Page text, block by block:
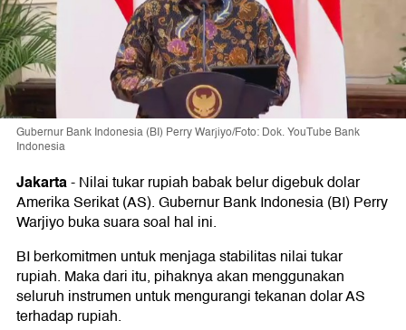
Gubernur Bank Indonesia (BI) Perry Warjiyo/Foto: Dok. YouTube Bank
Indonesia
Jakarta-Nilai tukar rupiah babak belur digebuk dolar
Amerika Serikat (AS). Gubernur Bank Indonesia (BI) Perry
Warjiyo buka suara soal hal ini.
BI berkomitmen untuk menjaga stabilitas nilai tukar
rupiah. Maka dari itu, pihaknya akan menggunakan
seluruh instrumen untuk mengurangi tekanan dolar AS
terhadap rupiah.